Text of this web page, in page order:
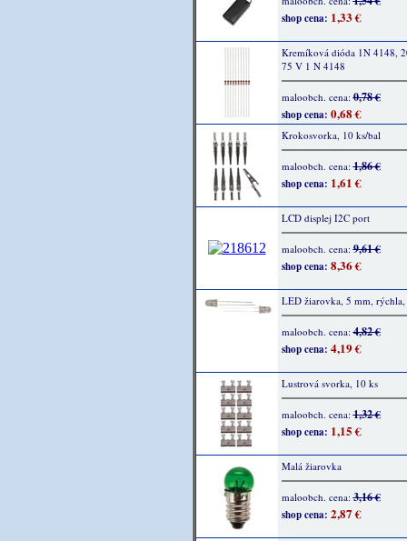
shop cena: 1,33 €
Kremíková dióda 1N 4148,
75 V 1 N 4148
maloobch. cena:0,78 €
shop cena: 0,68 €
Krokosvorka, 10 ks/bal
maloobch. cena:1,86 €
shop cena: 1,61 €
LCD displej I2C port
maloobch. cena:9,61 €
shop cena: 8,36 €
LED žiarovka, 5 mm, rýchla,
maloobch. cena:4,82 €
shop cena: 4,19 €
Lustrová svorka, 10 ks
maloobch. cena:1,32 €
shop cena: 1,15 €
Malá žiarovka
maloobch. cena:3,16 €
shop cena: 2,87 €